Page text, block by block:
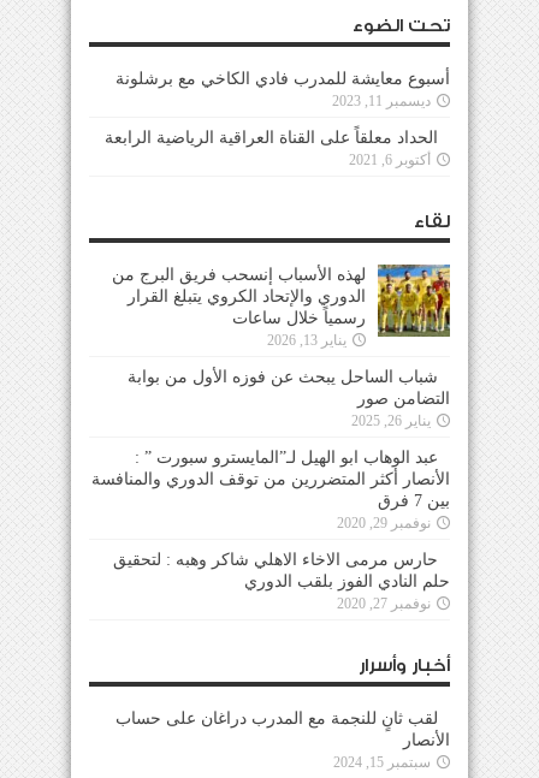
تحت الضوء
أسبوع معايشة للمدرب فادي الكاخي مع برشلونة
ديسمبر 11, 2023
الحداد معلقاً على القناة العراقية الرياضية الرابعة
أكتوبر 6, 2021
لقاء
لهذه الأسباب إنسحب فريق البرج من
الدوري والإتحاد الكروي يتبلغ القرار
رسمياً خلال ساعات
يناير 13, 2026
شباب الساحل يبحث عن فوزه الأول من بوابة
التضامن صور
يناير 26, 2025
عبد الوهاب ابو الهيل لـ”المايسترو سبورت ” :
الأنصار أكثر المتضررين من توقف الدوري والمنافسة
بين 7 فرق
نوفمبر 29, 2020
حارس مرمى الاخاء الاهلي شاكر وهبه : لتحقيق
حلم النادي الفوز بلقب الدوري
نوفمبر 27, 2020
أخبار وأسرار
لقب ثانٍ للنجمة مع المدرب دراغان على حساب
الأنصار
سبتمبر 15, 2024